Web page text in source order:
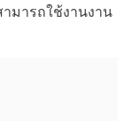
มารถใช้งานงาน